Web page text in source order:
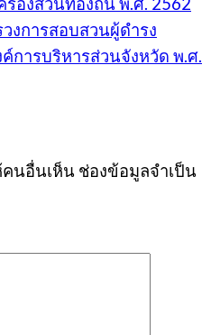
งการสอบสวนผู้ดำรง
การบริหารส่วนจังหวัด พ.ศ.
นอื่นเห็น ช่องข้อมูลจำเป็น